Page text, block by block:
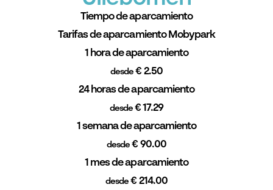
Tiempo de aparcamiento
Tarifas de aparcamiento Mobypark
1 hora de aparcamiento
desde € 2.50
24 horas de aparcamiento
desde€ 17.29
1 semana de aparcamiento
desde € 90.00
1 mes de aparcamiento
desde € 214.00